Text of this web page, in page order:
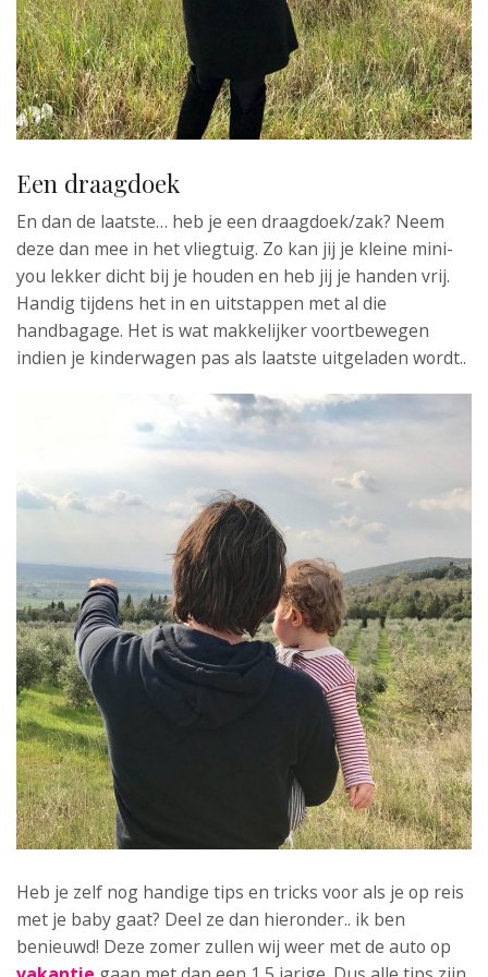
Een draagdoek
En dan de laatste… heb je een draagdoek/zak? Neem
deze dan mee in het vliegtuig. Zo kan jij je kleine mini-
you lekker dicht bij je houden en heb jij je handen vrij.
Handig tijdens het in en uitstappen met al die
handbagage. Het is wat makkelijker voortbewegen
indien je kinderwagen pas als laatste uitgeladen wordt..
Heb je zelf nog handige tips en tricks voor als je op reis
met je baby gaat? Deel ze dan hieronder.. ik ben
benieuwd! Deze zomer zullen wij weer met de auto op